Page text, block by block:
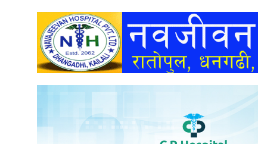
अन्तराष्ट्रिय
अन्तर्वार्ता
खेलकुद